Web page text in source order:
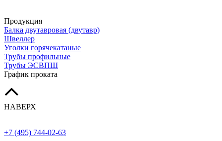
Продукция
Балка двутавровая (двутавр)
Швеллер
Уголки горячекатаные
Трубы профильные
Трубы ЭСВПШ
График проката
НАВЕРХ
+7 (495) 744-02-63